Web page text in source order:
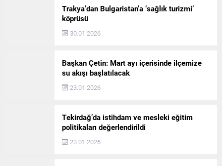
Trakya’dan Bulgaristan’a ‘sağlık turizmi’
köprüsü
30.01.2026
Başkan Çetin: Mart ayı içerisinde ilçemize
su akışı başlatılacak
23.01.2026
Tekirdağ’da istihdam ve mesleki eğitim
politikaları değerlendirildi
23.01.2026